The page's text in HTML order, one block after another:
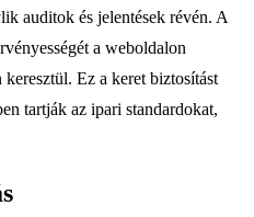
auditok és jelentések révén. A
a weboldalon
Ez a keret biztosítást
tartják az ipari standardokat,